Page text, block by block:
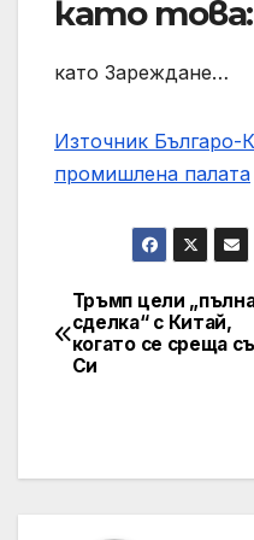
като това:
като Зареждане…
Източник Българо-
промишлена палaта
Тръмп цели
сделка“ с Китай,
когато се среща
Си